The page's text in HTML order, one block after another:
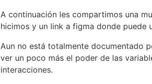
A continuación les compartimos una
hicimos y un link a figma donde puede
Aun no está totalmente documentado
ver un poco más el poder de las
interacciones.